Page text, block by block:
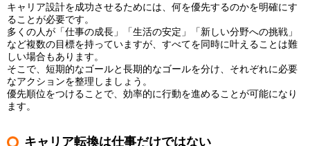
キャリア設計を成功させるためには、何を優先するのかを明確にす
ることが必要です。
多くの人が「仕事の成長」「生活の安定」「新しい分野への挑戦」
など複数の目標を持っていますが、すべてを同時に叶えることは難
しい場合もあります。
そこで、短期的なゴールと長期的なゴールを分け、それぞれに必要
なアクションを整理しましょう。
優先順位をつけることで、効率的に行動を進めることが可能になり
ます。
キャリア転換は仕事だけではない